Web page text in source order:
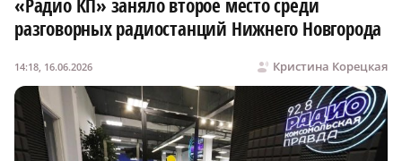
«Радио КП» заняло второе место среди
разговорных радиостанций Нижнего Новгорода
Кристина Корецкая
14:18, 16.06.2026